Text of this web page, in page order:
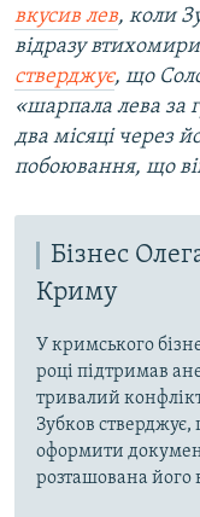
вкусив лев, коли
відразу
стверджує, що
«шарпала лева за
два місяці через
побоювання, що
Бізнес
Криму
У кримського
році підтримав
тривалий
Зубков
оформити
розташована його